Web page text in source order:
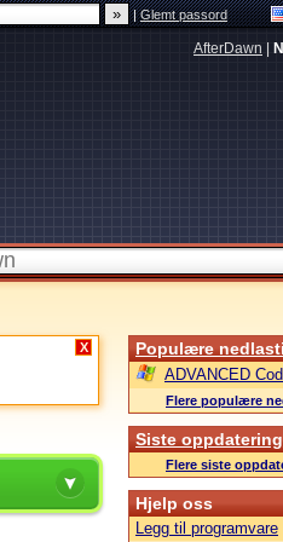
|Glemt passord
AfterDawn
X Populære
ADVANCED
Flere populære
Siste
Flere siste
Hjelp oss
Legg til programvare